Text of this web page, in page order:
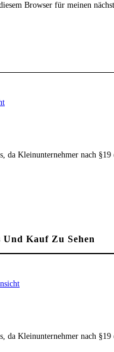
Browser für meinen
da Kleinunternehmer nach
Kauf Zu Sehen
da Kleinunternehmer nach